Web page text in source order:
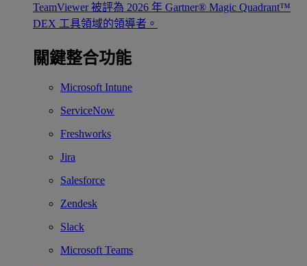
TeamViewer 被評為 2026 年 Gartner® Magic Quadrant™
DEX 工具領域的領導者。
關鍵整合功能
Microsoft Intune
ServiceNow
Freshworks
Jira
Salesforce
Zendesk
Slack
Microsoft Teams